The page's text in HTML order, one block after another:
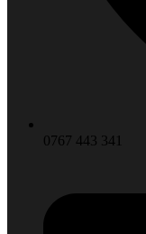
0767 443 341